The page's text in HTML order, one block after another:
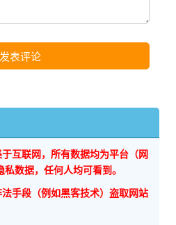
互联网，所有数据均为平台（网
数据，任何人均可看到。
手段（例如黑客技术）盗取网站